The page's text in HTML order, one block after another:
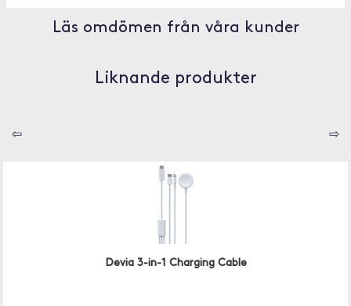
Läs omdömen från våra kunder
Liknande produkter
⇦ ⇨
Devia 3-in-1 Charging Cable